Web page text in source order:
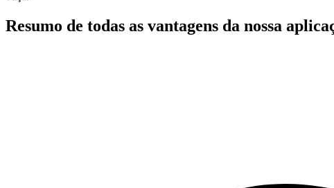
Resumo de todas as vantagens da nossa